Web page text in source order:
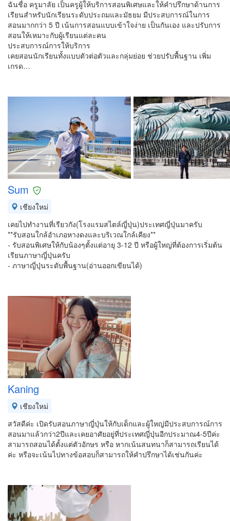
ฉันชื่อ ครูมาลัย เป็นครูผู้ให้บริการสอนพิเศษและให้คำปรึกษาด้านการ
เรียนสำหรับนักเรียนระดับประถมและมัธยม มีประสบการณ์ในการ
สอนมากกว่า 5 ปี เน้นการสอนแบบเข้าใจง่าย เป็นกันเอง และปรับการ
สอนให้เหมาะกับผู้เรียนแต่ละคน
ประสบการณ์การให้บริการ
เคยสอนนักเรียนทั้งแบบตัวต่อตัวและกลุ่มย่อย ช่วยปรับพื้นฐาน เพิ่ม
เกรด…
Sum
เชียงใหม่
เคยไปทำงานที่เรียวกัง(โรงแรมสไตล์ญี่ปุ่น)ประเทศญี่ปุ่นมาครับ
**รับสอนใกล้อำเภอหางดงและบริเวณใกล้เคียง**
- รับสอนพิเศษให้กับน้องๆตั้งแต่อายุ 3-12 ปี หรือผู้ใหญ่ที่ต้องการเริ่มต้น
เรียนภาษาญี่ปุ่นครับ
- ภาษาญี่ปุ่นระดับพื้นฐาน(อ่านออกเขียนได้)
Kaning
เชียงใหม่
สวัสดีค่ะ เปิดรับสอนภาษาญี่ปุ่นให้กับเด็กและผู้ใหญ่มีประสบการณ์การ
สอนมาแล้วกว่า2ปีและเคยอาศัยอยู่ที่ประเทศญี่ปุ่นอีกประมาณ4-5ปีค่ะ
สามารถสอนได้ตั้งแต่ตัวอักษร หรือ หากเน้นสนทนาก็สามารถเรียนได้
ค่ะ หรือจะเน้นไปทางข้อสอบก็สามารถให้คำปรึกษาได้เช่นกันค่ะ